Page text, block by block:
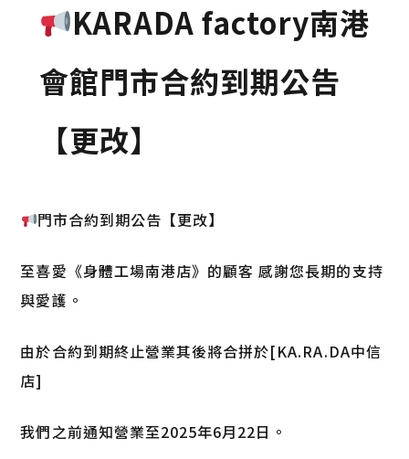
KARADA factory南港
會館門市合約到期公告
【更改】
門市合約到期公告【更改】
至喜愛《身體工場南港店》的顧客 感謝您長期的支持
與愛護。
由於合約到期終止營業其後將合拼於[KA.RA.DA中信
店]
我們之前通知營業至2025年6月22日。